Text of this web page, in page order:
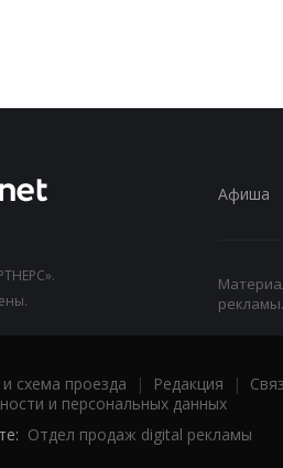
Афиша
рекламы.
схема проезда | Редакция |
и персональных данных
Отдел продаж digital рекламы